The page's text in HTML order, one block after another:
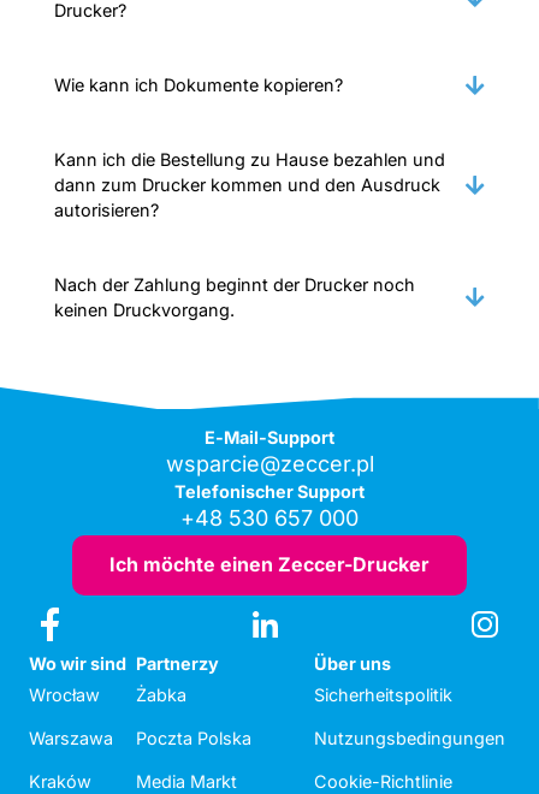
Drucker?
Wie kann ich Dokumente kopieren?
Kann ich die Bestellung zu Hause bezahlen und
dann zum Drucker kommen und den Ausdruck
autorisieren?
Nach der Zahlung beginnt der Drucker noch
keinen Druckvorgang.
E-Mail-Support
wsparcie@zeccer.pl
Telefonischer Support
+48 530 657 000
Ich möchte einen Zeccer-Drucker
Wo wir sind
Wrocław
Warszawa
Kraków
Partnerzy
Żabka
Poczta Polska
Media Markt
Über uns
Sicherheitspolitik
Nutzungsbedingungen
Cookie-Richtlinie